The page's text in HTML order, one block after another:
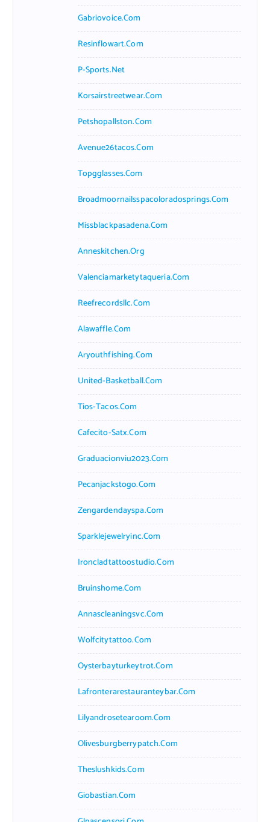
Gabriovoice.com
Resinflowart.com
P-Sports.net
Korsairstreetwear.com
Petshopallston.com
Avenue26tacos.com
Topgglasses.com
Broadmoornailsspacoloradosprings.com
Missblackpasadena.com
Anneskitchen.org
Valenciamarketytaqueria.com
Reefrecordsllc.com
Alawaffle.com
Aryouthfishing.com
United-Basketball.com
Tios-Tacos.com
Cafecito-Satx.com
Graduacionviu2023.com
Pecanjackstogo.com
Zengardendayspa.com
Sparklejewelryinc.com
Ironcladtattoostudio.com
Bruinshome.com
Annascleaningsvc.com
Wolfcitytattoo.com
Oysterbayturkeytrot.com
Lafronterarestauranteybar.com
Lilyandrosetearoom.com
Olivesburgberrypatch.com
Theslushkids.com
Giobastian.com